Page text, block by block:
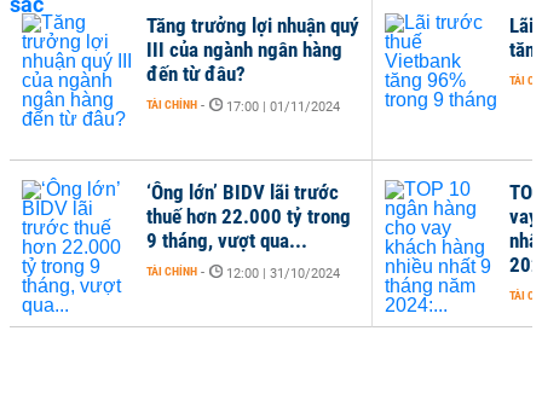
vay
TÀI
Tăng trưởng lợi nhuận quý
III của ngành ngân hàng
đến từ đâu?
TÀI CHÍNH - 17:00 | 01/11/2024
‘Ông lớn’ BIDV lãi trước
thuế hơn 22.000 tỷ trong
9 tháng, vượt qua...
TÀI CHÍNH - 12:00 | 31/10/2024
Lãi
TÀI